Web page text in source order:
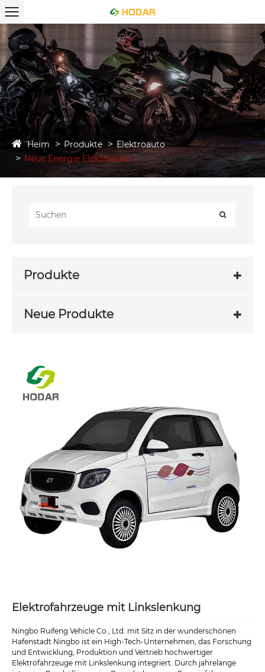
Heim Produkte
Elektroauto
Neue Energie Elektroauto
Produkte
Neue Produkte
Elektrofahrzeuge mit Linkslenkung
Ningbo Ruifeng Vehicle Co., Ltd. mit Sitz in der wunderschönen
Hafenstadt Ningbo ist ein High-Tech-Unternehmen, das Forschung
und Entwicklung, Produktion und Vertrieb hochwertiger
Elektrofahrzeuge mit Linkslenkung integriert. Durch jahrelange